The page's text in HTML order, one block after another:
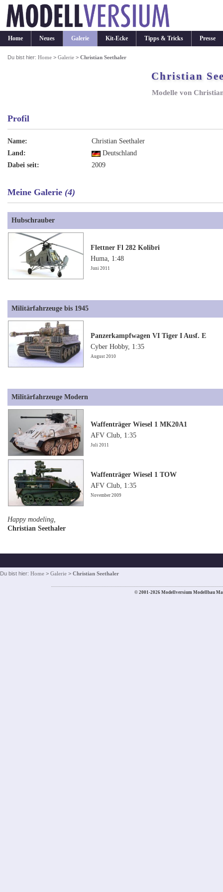
Home Neues Galerie Kit-Ecke Tipps & Tricks Presse
Du bist hier:Home >Galerie >Christian Seethaler
Christian
Modelle von
Profil
Name:
Christian Seethaler
Land:
Deutschland
Dabei seit:
2009
Meine Galerie (4)
Hubschrauber
Flettner Fl 282 Kolibri
Huma, 1:48
Juni 2011
Militärfahrzeuge bis 1945
Panzerkampfwagen VI Tiger I Ausf. E
Cyber Hobby, 1:35
August 2010
Militärfahrzeuge Modern
Waffenträger Wiesel 1 MK20A1
AFV Club, 1:35
Juli 2011
Waffenträger Wiesel 1 TOW
AFV Club, 1:35
November 2009
Happy modeling,
Christian Seethaler
Du bist hier: Home > Galerie > Christian Seethaler
© 2001-2026 Modellversium Modellbau